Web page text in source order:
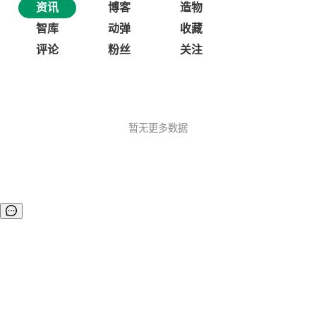
资讯 博客
造物
智库
动弹
收藏
评论
粉丝 关注
暂无更多数据